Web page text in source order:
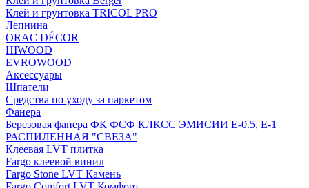
Клей и грунтовка TRICOL PRO
Лепнина
ORAC DÉCOR
HIWOOD
EVROWOOD
Аксессуары
Шпатели
Средства по уходу за паркетом
Фанера
Березовая фанера ФК ФСФ КЛКСС ЭМИСИИ Е-0.5, Е-1
РАСПИЛЕННАЯ "СВЕЗА"
Клеевая LVT плитка
Fargo клеевой винил
Fargo Stone LVT Камень